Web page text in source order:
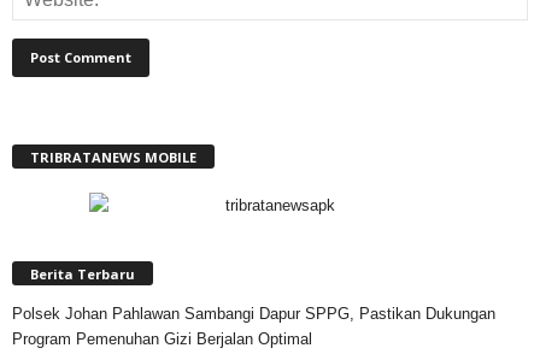
TRIBRATANEWS MOBILE
Berita Terbaru
Polsek Johan Pahlawan Sambangi Dapur SPPG, Pastikan Dukungan
Program Pemenuhan Gizi Berjalan Optimal